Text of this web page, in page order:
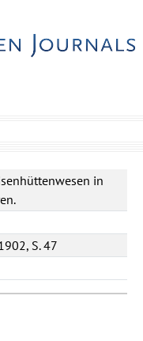
in
S. 47